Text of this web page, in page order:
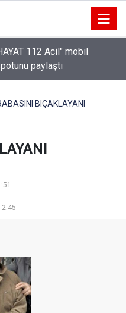
112 Acil" mobil
paylaştı
BIÇAKLAYANI